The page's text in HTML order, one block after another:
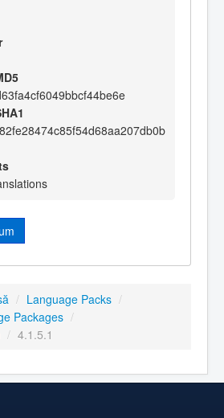
/ Language Packs /
Packages /
/ 4.1.5.1